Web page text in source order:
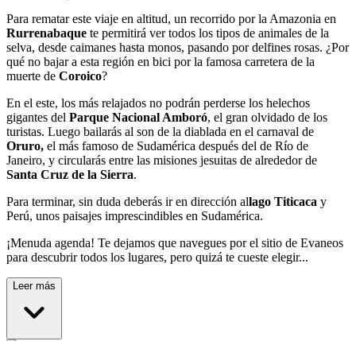
Para rematar este viaje en altitud, un recorrido por la Amazonia en
Rurrenabaque te permitirá ver todos los tipos de animales de la
selva, desde caimanes hasta monos, pasando por delfines rosas. ¿Por
qué no bajar a esta región en bici por la famosa carretera de la
muerte de Coroico?
En el este, los más relajados no podrán perderse los helechos
gigantes del Parque Nacional Amboró, el gran olvidado de los
turistas. Luego bailarás al son de la diablada en el carnaval de
Oruro, el más famoso de Sudamérica después del de Río de
Janeiro, y circularás entre las misiones jesuitas de alrededor de
Santa Cruz de la Sierra.
Para terminar, sin duda deberás ir en dirección allago Titicaca y
Perú, unos paisajes imprescindibles en Sudamérica.
¡Menuda agenda! Te dejamos que navegues por el sitio de Evaneos
para descubrir todos los lugares, pero quizá te cueste elegir...
Leer más